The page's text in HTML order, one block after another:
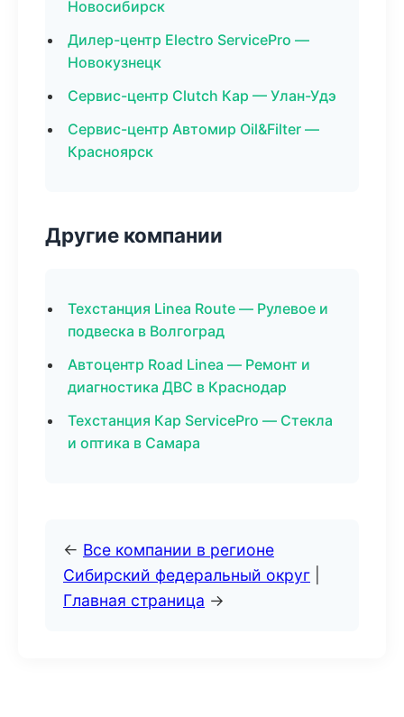
Новосибирск
Дилер-центр Electro ServicePro —
Новокузнецк
Сервис-центр Clutch Кар — Улан-Удэ
Сервис-центр Автомир Oil&Filter —
Красноярск
Другие компании
Техстанция Linea Route — Рулевое и
подвеска в Волгоград
Автоцентр Road Linea — Ремонт и
диагностика ДВС в Краснодар
Техстанция Кар ServicePro — Стекла
и оптика в Самара
← Все компании в регионе
Сибирский федеральный округ
Главная страница →